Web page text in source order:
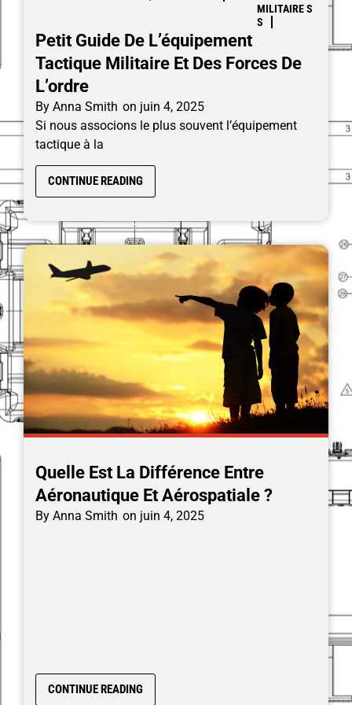
MILITAIRE
S
S
Petit Guide De L’équipement
Tactique Militaire Et Des Forces De
L’ordre
By Anna Smith on juin 4, 2025
Si nous associons le plus souvent l’équipement
tactique à la
CONTINUE READING
Quelle Est La Différence Entre
Aéronautique Et Aérospatiale ?
By Anna Smith on juin 4, 2025
CONTINUE READING